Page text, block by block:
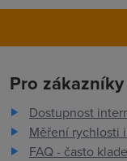
Pro zákazníky
Dostupnost
Měření rychlosti
FAQ - často